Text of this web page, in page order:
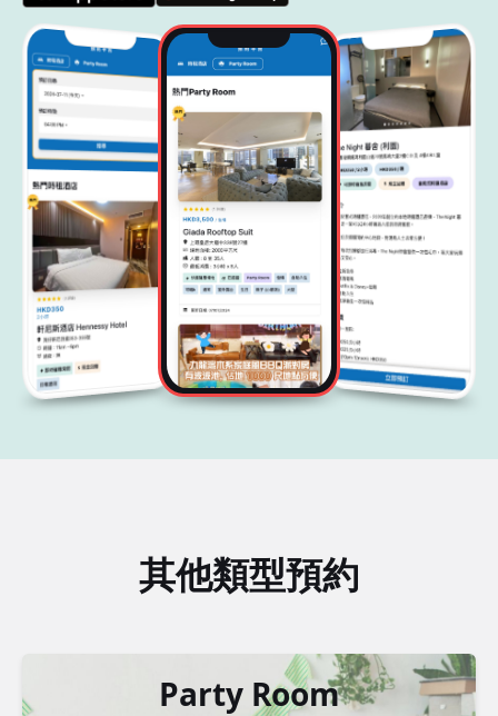
其他類型預約
Party Room